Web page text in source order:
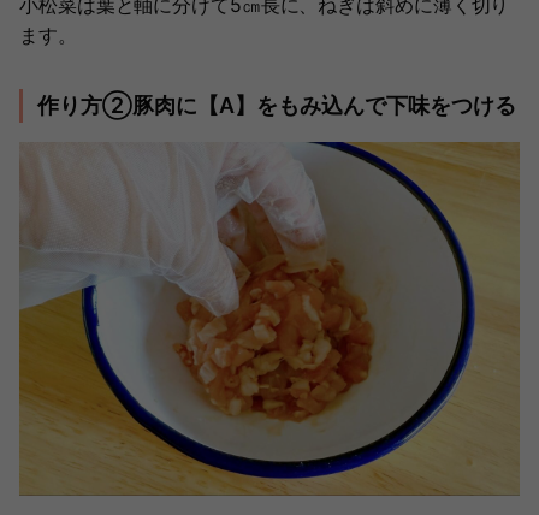
ます。
作り方②豚肉に【A】をもみ込んで下味をつける